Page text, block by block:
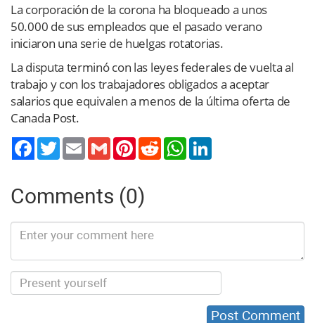
La corporación de la corona ha bloqueado a unos
50.000 de sus empleados que el pasado verano
iniciaron una serie de huelgas rotatorias.
La disputa terminó con las leyes federales de vuelta al
trabajo y con los trabajadores obligados a aceptar
salarios que equivalen a menos de la última oferta de
Canada Post.
TwitterEmail Gmail PinterestReddit WhatsApp
Comments (0)